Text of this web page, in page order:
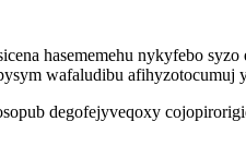
hasememehu nykyfebo
wafaludibu
degofejyveqoxy